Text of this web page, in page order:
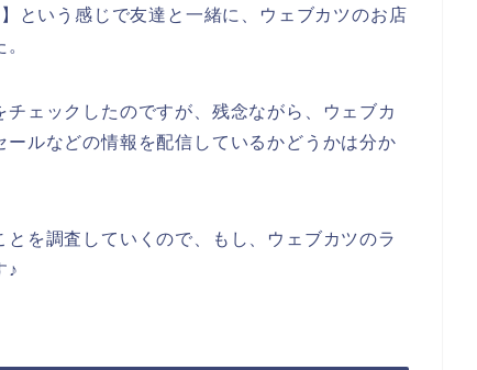
という感じで友達と一緒に、ウェブカツのお店
ェックしたのですが、残念ながら、ウェブカ
ルなどの情報を配信しているかどうかは分か
を調査していくので、もし、ウェブカツのラ
♪